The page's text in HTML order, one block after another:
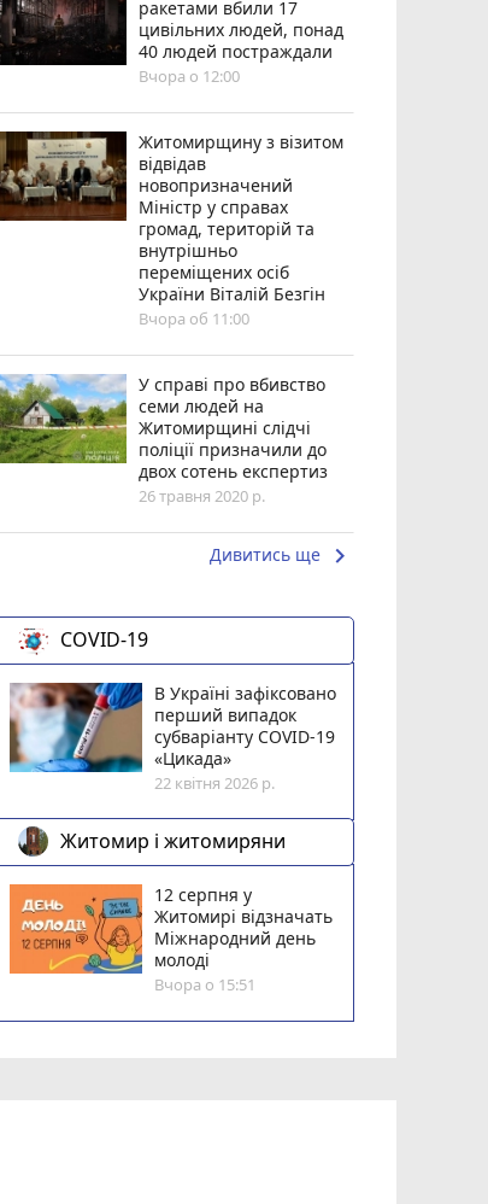
ракетами вбили 17
цивільних людей, понад
40 людей постраждали
Вчора о 12:00
Житомирщину з візитом
відвідав
новопризначений
Міністр у справах
громад, територій та
внутрішньо
переміщених осіб
України Віталій Безгін
Вчора об 11:00
У справі про вбивство
семи людей на
Житомирщині слідчі
поліції призначили до
двох сотень експертиз
26 травня 2020 р.
Дивитись ще keyboard_arrow_right
COVID-19
В Україні зафіксовано
перший випадок
субваріанту COVID-19
«Цикада»
22 квітня 2026 р.
Житомир і житомиряни
12 серпня у
Житомирі відзначать
Міжнародний день
молоді
Вчора о 15:51